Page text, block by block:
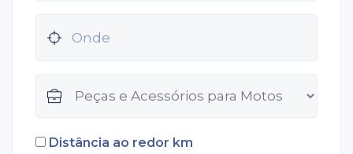
Distância ao redor km